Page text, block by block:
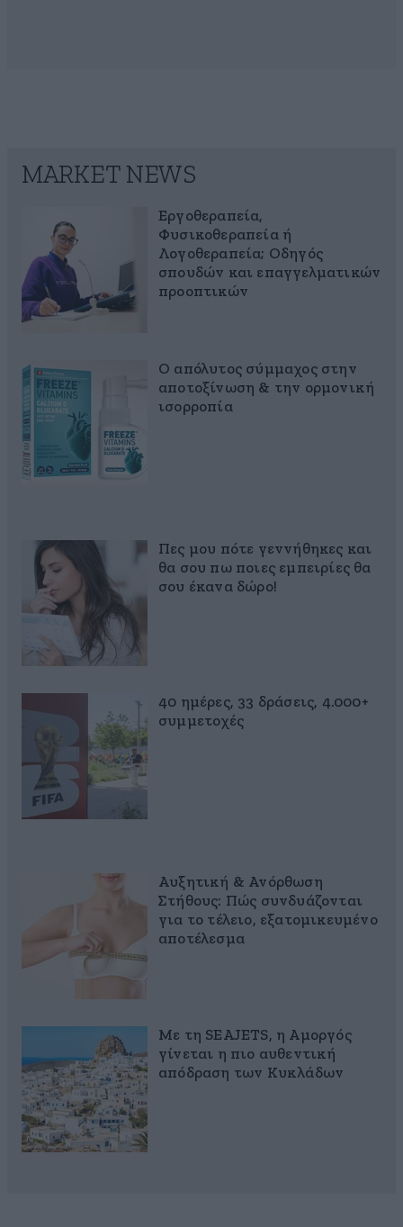
MARKET NEWS
Εργοθεραπεία,
Φυσικοθεραπεία ή
Λογοθεραπεία; Οδηγός
σπουδών και επαγγελματικών
προοπτικών
Ο απόλυτος σύμμαχος στην
αποτοξίνωση & την ορμονική
ισορροπία
Πες μου πότε γεννήθηκες και
θα σου πω ποιες εμπειρίες θα
σου έκανα δώρο!
40 ημέρες, 33 δράσεις, 4.000+
συμμετοχές
Αυξητική & Ανόρθωση
Στήθους: Πώς συνδυάζονται
για το τέλειο, εξατομικευμένο
αποτέλεσμα
Με τη SEAJETS, η Αμοργός
γίνεται η πιο αυθεντική
απόδραση των Κυκλάδων